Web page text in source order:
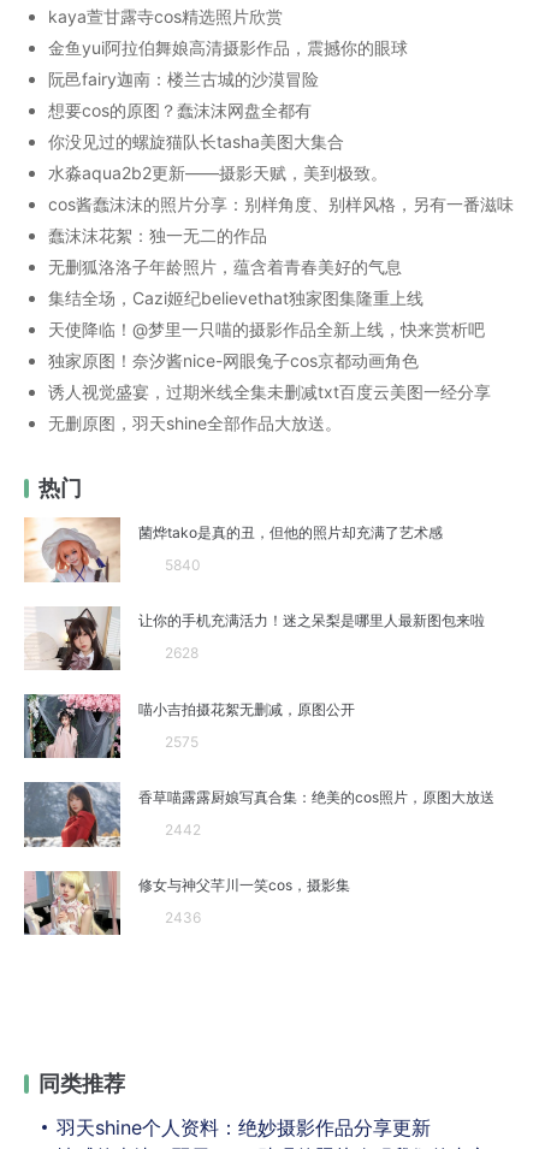
kaya萱甘露寺cos精选照片欣赏
金鱼yui阿拉伯舞娘高清摄影作品，震撼你的眼球
阮邑fairy迦南：楼兰古城的沙漠冒险
想要cos的原图？蠢沫沫网盘全都有
你没见过的螺旋猫队长tasha美图大集合
水淼aqua2b2更新——摄影天赋，美到极致。
cos酱蠢沫沫的照片分享：别样角度、别样风格，另有一番滋味
蠢沫沫花絮：独一无二的作品
无删狐洛洛子年龄照片，蕴含着青春美好的气息
集结全场，Cazi姬纪believethat独家图集隆重上线
天使降临！@梦里一只喵的摄影作品全新上线，快来赏析吧
独家原图！奈汐酱nice-网眼兔子cos京都动画角色
诱人视觉盛宴，过期米线全集未删减txt百度云美图一经分享
无删原图，羽天shine全部作品大放送。
热门
菌烨tako是真的丑，但他的照片却充满了艺术感
5840
让你的手机充满活力！迷之呆梨是哪里人最新图包来啦
2628
喵小吉拍摄花絮无删减，原图公开
2575
香草喵露露厨娘写真合集：绝美的cos照片，原图大放送
2442
修女与神父芊川一笑cos，摄影集
2436
同类推荐
羽天shine个人资料：绝妙摄影作品分享更新